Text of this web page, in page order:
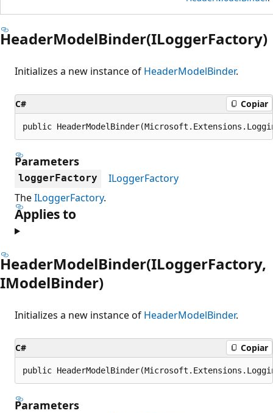
HeaderModelBinder(ILoggerFactory)
Initializes a new instance of HeaderModelBinder.
C# Copiar
public
Parameters
loggerFactory
ILoggerFactory
TheILoggerFactory.
Applies to
HeaderModelBinder(ILoggerFactory,
IModelBinder)
Initializes a new instance of HeaderModelBinder.
C# Copiar
public
Parameters